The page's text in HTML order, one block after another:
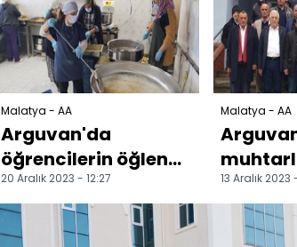
Malatya - AA
Arguvan'da
öğrencilerin öğlen
yemeği Halk Eğitim
Merkezinde
hazırlanıyor
20 Aralık 2023 - 12:27
Malatya - AA
Belediye
13 Aralık 2023